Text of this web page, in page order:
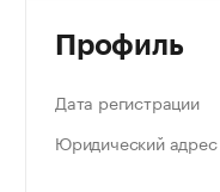
Профиль
Дата регистрации
Юридический адрес